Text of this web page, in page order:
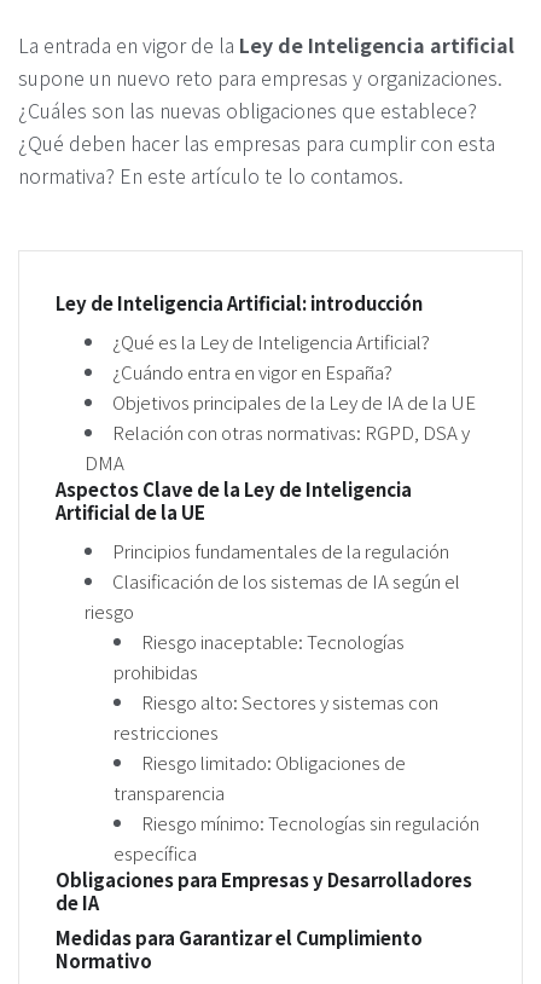
La entrada en vigor de la Ley de Inteligencia artificial
supone un nuevo reto para empresas y organizaciones.
¿Cuáles son las nuevas obligaciones que establece?
¿Qué deben hacer las empresas para cumplir con esta
normativa? En este artículo te lo contamos.
Ley de Inteligencia Artificial: introducción
¿Qué es la Ley de Inteligencia Artificial?
¿Cuándo entra en vigor en España?
Objetivos principales de la Ley de IA de la UE
Relación con otras normativas: RGPD, DSA y
DMA
Aspectos Clave de la Ley de Inteligencia
Artificial de la UE
Principios fundamentales de la regulación
Clasificación de los sistemas de IA según el
riesgo
Riesgo inaceptable: Tecnologías
prohibidas
Riesgo alto: Sectores y sistemas con
restricciones
Riesgo limitado: Obligaciones de
transparencia
Riesgo mínimo: Tecnologías sin regulación
específica
Obligaciones para Empresas y Desarrolladores
de IA
Medidas para Garantizar el Cumplimiento
Normativo